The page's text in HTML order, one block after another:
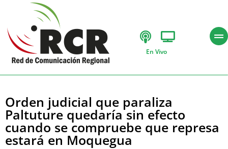
En Vivo
Orden judicial que paraliza
Paltuture quedaría sin efecto
cuando se compruebe que represa
estará en Moquegua